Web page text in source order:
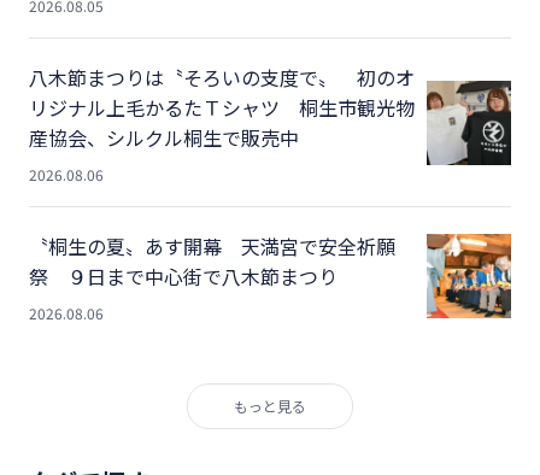
2026.08.05
八木節まつりは〝そろいの支度で〟 初のオ
リジナル上毛かるたＴシャツ 桐生市観光物
産協会、シルクル桐生で販売中
2026.08.06
〝桐生の夏〟あす開幕 天満宮で安全祈願
祭 ９日まで中心街で八木節まつり
2026.08.06
もっと見る